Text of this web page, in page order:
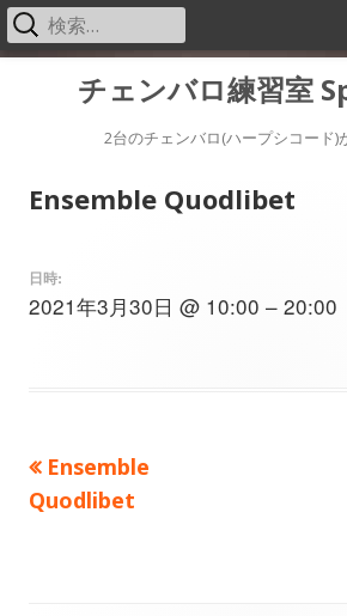
チェンバロ練習室
2台のチェンバロ(ハープシコード)
メ
検
索:
Ensemble Quodlibet
日時:
2021年3月30日 @ 10:00 – 20:00
投
稿
前
の
Ensemble
Quodlibet